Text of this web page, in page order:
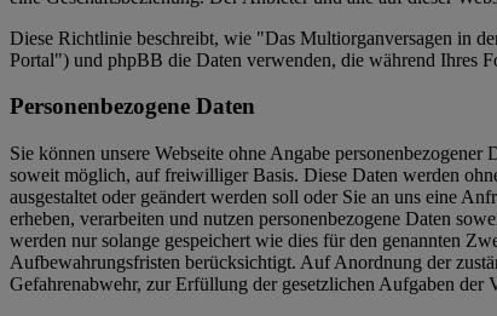
Diese Richtlinie beschreibt, wie "Das Multiorganversagen in
Portal") und phpBB die Daten verwenden, die während Ihres
Personenbezogene Daten
Sie können unsere Webseite ohne Angabe
soweit möglich, auf freiwilliger Basis. Diese Daten werden
ausgestaltet oder geändert werden soll oder Sie an uns eine
erheben, verarbeiten und nutzen personenbezogene Daten
werden nur solange gespeichert wie dies für den genannten
Aufbewahrungsfristen berücksichtigt. Auf Anordnung der
Gefahrenabwehr, zur Erfüllung der gesetzlichen Aufgaben der